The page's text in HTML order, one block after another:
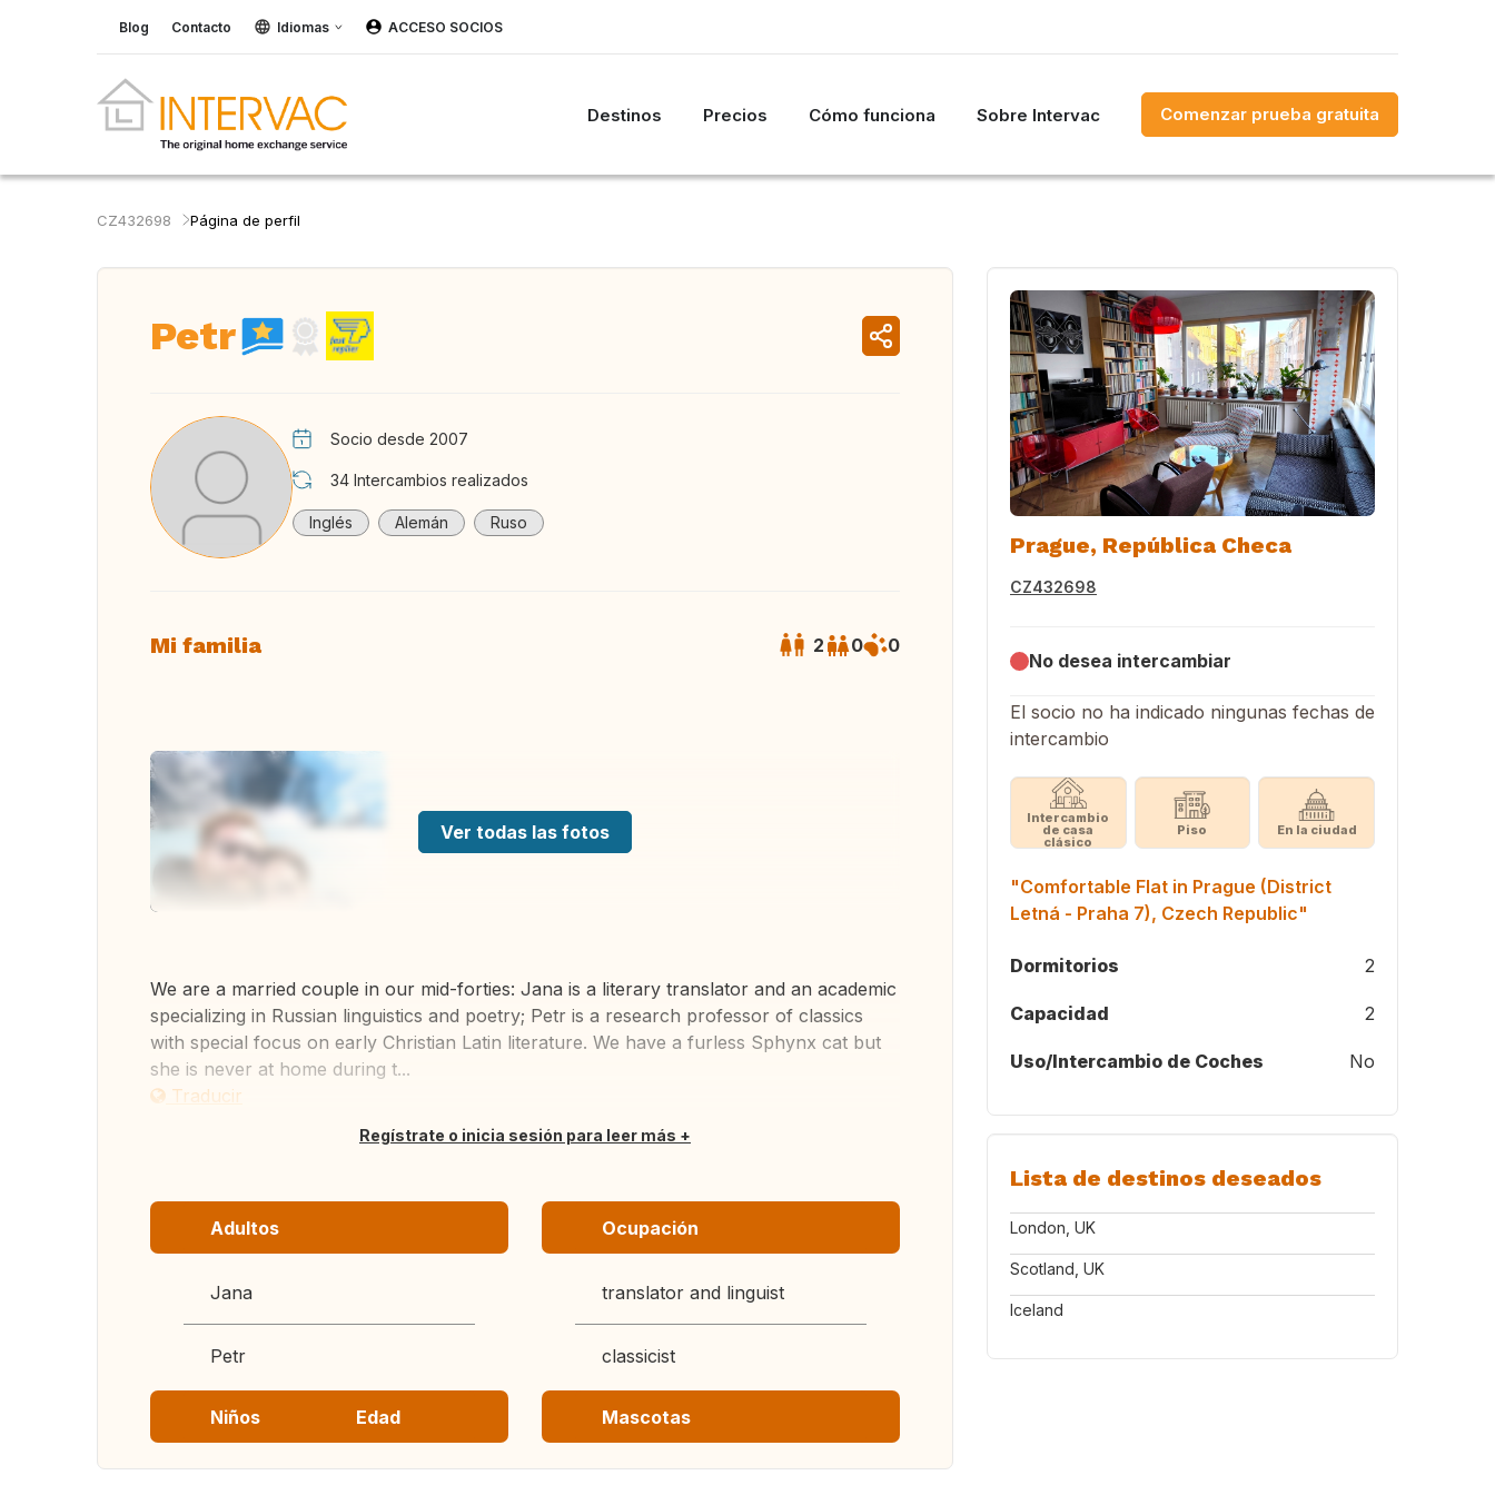
Blog Contacto Idiomas ACCESO SOCIOS
Destinos Precios Cómo funciona Sobre Intervac Comenzar prueba gratuita
CZ432698 Página de perfil
Petr
Socio desde 2007
34 Intercambios realizados
Inglés Alemán Ruso
Mi familia 2 0 0
Ver todas las fotos
We are a married couple in our mid-forties: Jana is a literary translator and an academic
specializing in Russian linguistics and poetry; Petr is a research professor of classics
with special focus on early Christian Latin literature. We have a furless Sphynx cat but
she is never at home during t...
Traducir
Regístrate o inicia sesión para leer más
Adultos
Jana
Petr
Ocupación
translator and linguist
classicist
Niños Edad Mascotas
Prague, República Checa
CZ432698
No desea intercambiar
El socio no ha indicado ningunas fechas de
intercambio
Intercambio
de casa
clásico
Piso En la ciudad
"Comfortable Flat in Prague (District
Letná - Praha 7), Czech Republic"
Dormitorios 2
Capacidad 2
Uso/Intercambio de Coches No
Lista de destinos deseados
London, UK
Scotland, UK
Iceland